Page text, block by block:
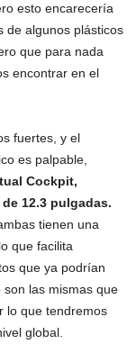
esto encarecería
de algunos plásticos
que para nada
encontrar en el
fuertes, y el
es palpable,
Cockpit,
12.3 pulgadas.
tienen una
que facilita
que ya podrían
las mismas que
lo que tendremos
global.